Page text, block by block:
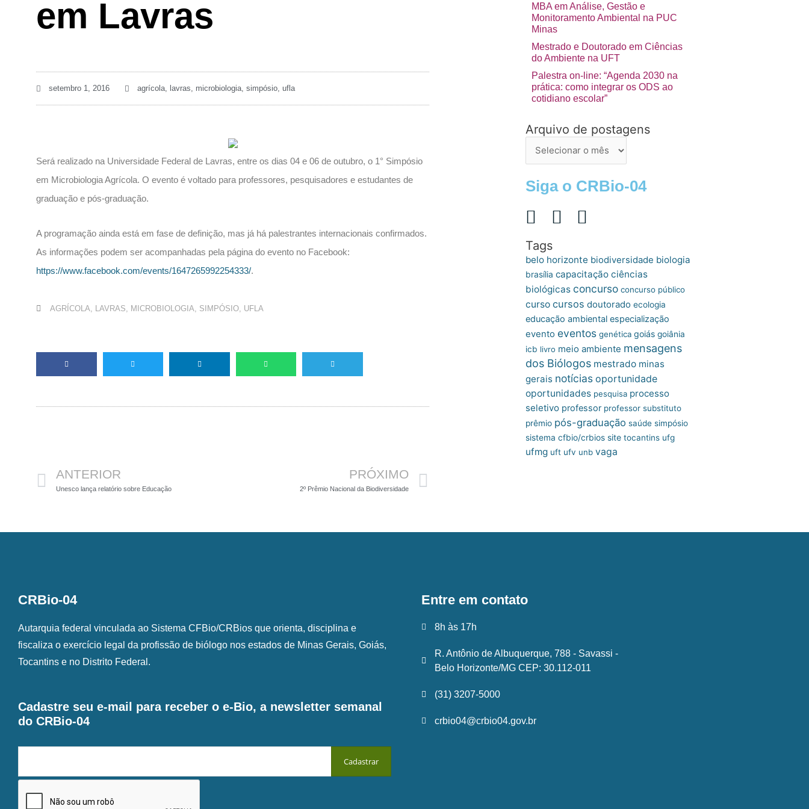
em Lavras
setembro 1, 2016 agrícola, lavras, microbiologia, simpósio, ufla
Será realizado na Universidade Federal de Lavras, entre os dias 04 e 06 de outubro, o 1° Simpósio
em Microbiologia Agrícola. O evento é voltado para professores, pesquisadores e estudantes de
graduação e pós-graduação.
A programação ainda está em fase de definição, mas já há palestrantes internacionais confirmados.
As informações podem ser acompanhadas pela página do evento no Facebook:
https://www.facebook.com/events/1647265992254333/.
AGRÍCOLA LAVRAS MICROBIOLOGIA SIMPÓSIO UFLA
ANTERIOR
Unesco lança relatório sobre Educação
PRÓXIMO
2º Prêmio Nacional da Biodiversidade
MBA em Análise, Gestão e
Monitoramento Ambiental na PUC
Minas
Mestrado e Doutorado em Ciências
do Ambiente na UFT
Palestra on-line: “Agenda 2030 na
prática: como integrar os ODS ao
cotidiano escolar”
Arquivo de postagens
Arquivo
postagens
Siga o CRBio-04
Tags
belo horizonte biodiversidade biologia
brasília capacitação ciências
biológicas concurso concurso público
curso cursos doutorado ecologia
educação ambiental especialização
evento eventos genética goiás goiânia
icb livro meio ambiente mensagens
dos Biólogos mestrado minas
gerais notícias oportunidade
oportunidades pesquisa processo
seletivo professor professor substituto
prêmio pós-graduação saúde simpósio
sistema cfbio/crbios site tocantins ufg
ufmg uft ufv unb vaga
CRBio-04
Autarquia federal vinculada ao Sistema CFBio/CRBios que orienta, disciplina e
fiscaliza o exercício legal da profissão de biólogo nos estados de Minas Gerais, Goiás,
Tocantins e no Distrito Federal.
Cadastre seu e-mail para receber o e-Bio, a newsletter semanal
do CRBio-04
Entre em contato
8h às 17h
R. Antônio de Albuquerque, 788 - Savassi -
Belo Horizonte/MG CEP: 30.112-011
(31) 3207-5000
crbio04@crbio04.gov.br